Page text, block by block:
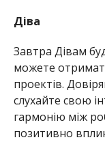
Діва
Завтра Дівам
можете
проектів.
слухайте свою
гармонію між
позитивно